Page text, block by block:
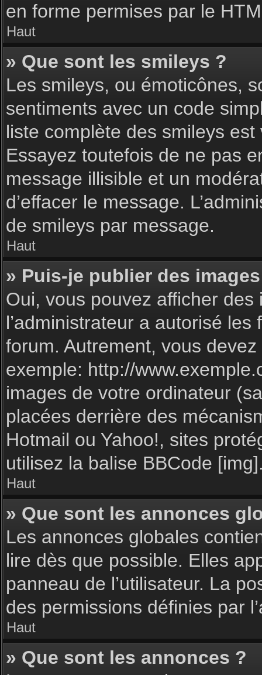
en forme permises par le
Haut
» Que sont les smileys ?
Les smileys, ou émoticônes,
sentiments avec un code
liste complète des smileys
Essayez toutefois de ne pas
message illisible et un
d’effacer le message.
de smileys par message.
Haut
» Puis-je publier des
Oui, vous pouvez afficher
l’administrateur a autorisé
forum. Autrement, vous
exemple: http://
images de votre ordinateur
placées derrière des
Hotmail ou Yahoo!, sites
utilisez la balise BBCode
Haut
» Que sont les annonces
Les annonces globales
lire dès que possible. Elles
panneau de l’utilisateur. La
des permissions définies par
Haut
» Que sont les annonces ?